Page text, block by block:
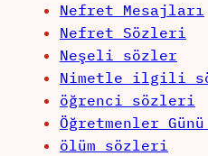
Nefret Mesajları
Nefret Sözleri
Neşeli sözler
Nimetle ilgili
öğrenci sözleri
Öğretmenler
ölüm sözleri